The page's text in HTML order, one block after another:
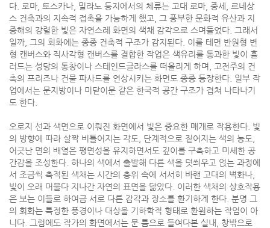
다. 로마, 토스카나, 밀라노 등지에서의 체류는 고대 로마, 중세, 르네상
스 건축과의 지속적 접촉을 가능하게 했고, 그 풍부한 문화적 유산과 지
중해의 강렬한 빛은 자연스레 화면의 색채 감각으로 스며들었다. 그래서
일까, 그의 회화에는 종종 건축적 구조가 감지된다. 이를 테면 반원형 변
형 캔버스와 직사각형 캔버스를 결합한 작업은 색유리를 통과한 빛이 흘
러드는 성당의 통창이나 스테인드글라스를 떠올리게 하며, 고전주의 건
축의 프리즈나 건물 파사드를 연상시키는 화면도 종종 등장한다. 일부 작
업에서는 문지방이나 미닫이문 같은 한국적 공간 구조가 겹쳐 나타나기
도 한다.
오로지 선과 색면으로 이뤄진 화면에서 빛은 중요한 매개로 작용한다. 빛
의 방향에 따라 살짝 비틀어지는 각도, 단계적으로 짙어지는 색의 농도,
어긋난 면의 배열은 평면성을 유지하면서도 깊이를 구축하고 미세한 공
간감을 조성한다. 하나의 색에서 출발해 다른 색을 덧씌우고 얹는 과정에
서 조금씩 축적된 색채는 시간의 층위 속에 서서히 바랜 고대의 벽화나,
빛이 오래 머물다 지나간 자연의 표면을 닮았다. 이러한 색채의 상호작용
은 보는 이들로 하여금 서로 다른 감각과 장소를 환기하게 한다. 분명 그
의 회화는 특정한 풍경이나 대상을 기하학적 형태로 환원하는 작업이 아
니다. 그럼에도 작가의 화면에서는 문 틈으로 들여다본 실내, 창밖으로